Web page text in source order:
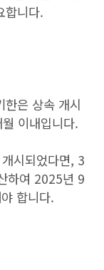
합니다.
한은 상속 개시
이내입니다.
시되었다면, 3
하여 2025년 9
합니다.